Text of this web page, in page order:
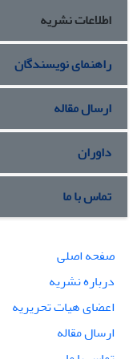
اطلاعات نشریه
راهنمای نویسندگان
ارسال مقاله
داوران
تماس با ما
صفحه اصلی
درباره نشریه
اعضای هیات تحریریه
ارسال مقاله